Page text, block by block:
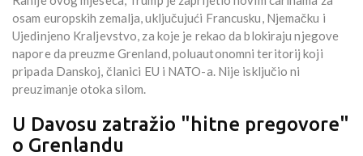
osam europskih zemalja, uključujući Francusku, Njemačku i
Ujedinjeno Kraljevstvo, za koje je rekao da blokiraju njegove
napore da preuzme Grenland, poluautonomni teritorij koji
pripada Danskoj, članici EU i NATO-a. Nije isključio ni
preuzimanje otoka silom.
U Davosu zatražio "hitne pregovore"
o Grenlandu